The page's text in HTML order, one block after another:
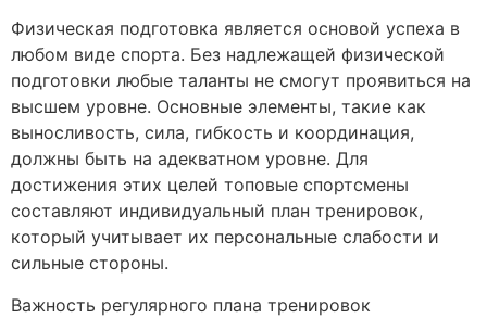
Физическая подготовка является основой успеха в
любом виде спорта. Без надлежащей физической
подготовки любые таланты не смогут проявиться на
высшем уровне. Основные элементы, такие как
выносливость, сила, гибкость и координация,
должны быть на адекватном уровне. Для
достижения этих целей топовые спортсмены
составляют индивидуальный план тренировок,
который учитывает их персональные слабости и
сильные стороны.
Важность регулярного плана тренировок